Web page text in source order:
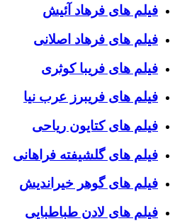
فیلم های فرهاد آئیش
فیلم های فرهاد اصلانی
فیلم های فریبا کوثری
فیلم های فریبرز عرب نیا
فیلم های کتایون ریاحی
فیلم های گلشیفته فراهانی
فیلم های گوهر خیراندیش
فیلم های لادن طباطبایی